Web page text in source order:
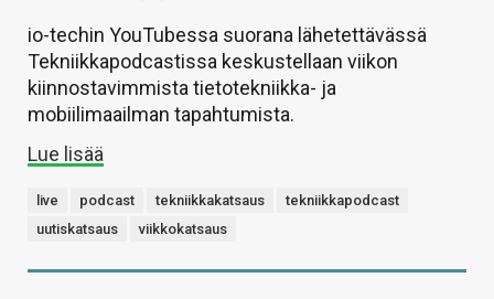
io-techin YouTubessa suorana lähetettävässä
Tekniikkapodcastissa keskustellaan viikon
kiinnostavimmista tietotekniikka- ja
mobiilimaailman tapahtumista.
Lue lisää
live podcast tekniikkakatsaus
tekniikkapodcast
uutiskatsaus
viikkokatsaus